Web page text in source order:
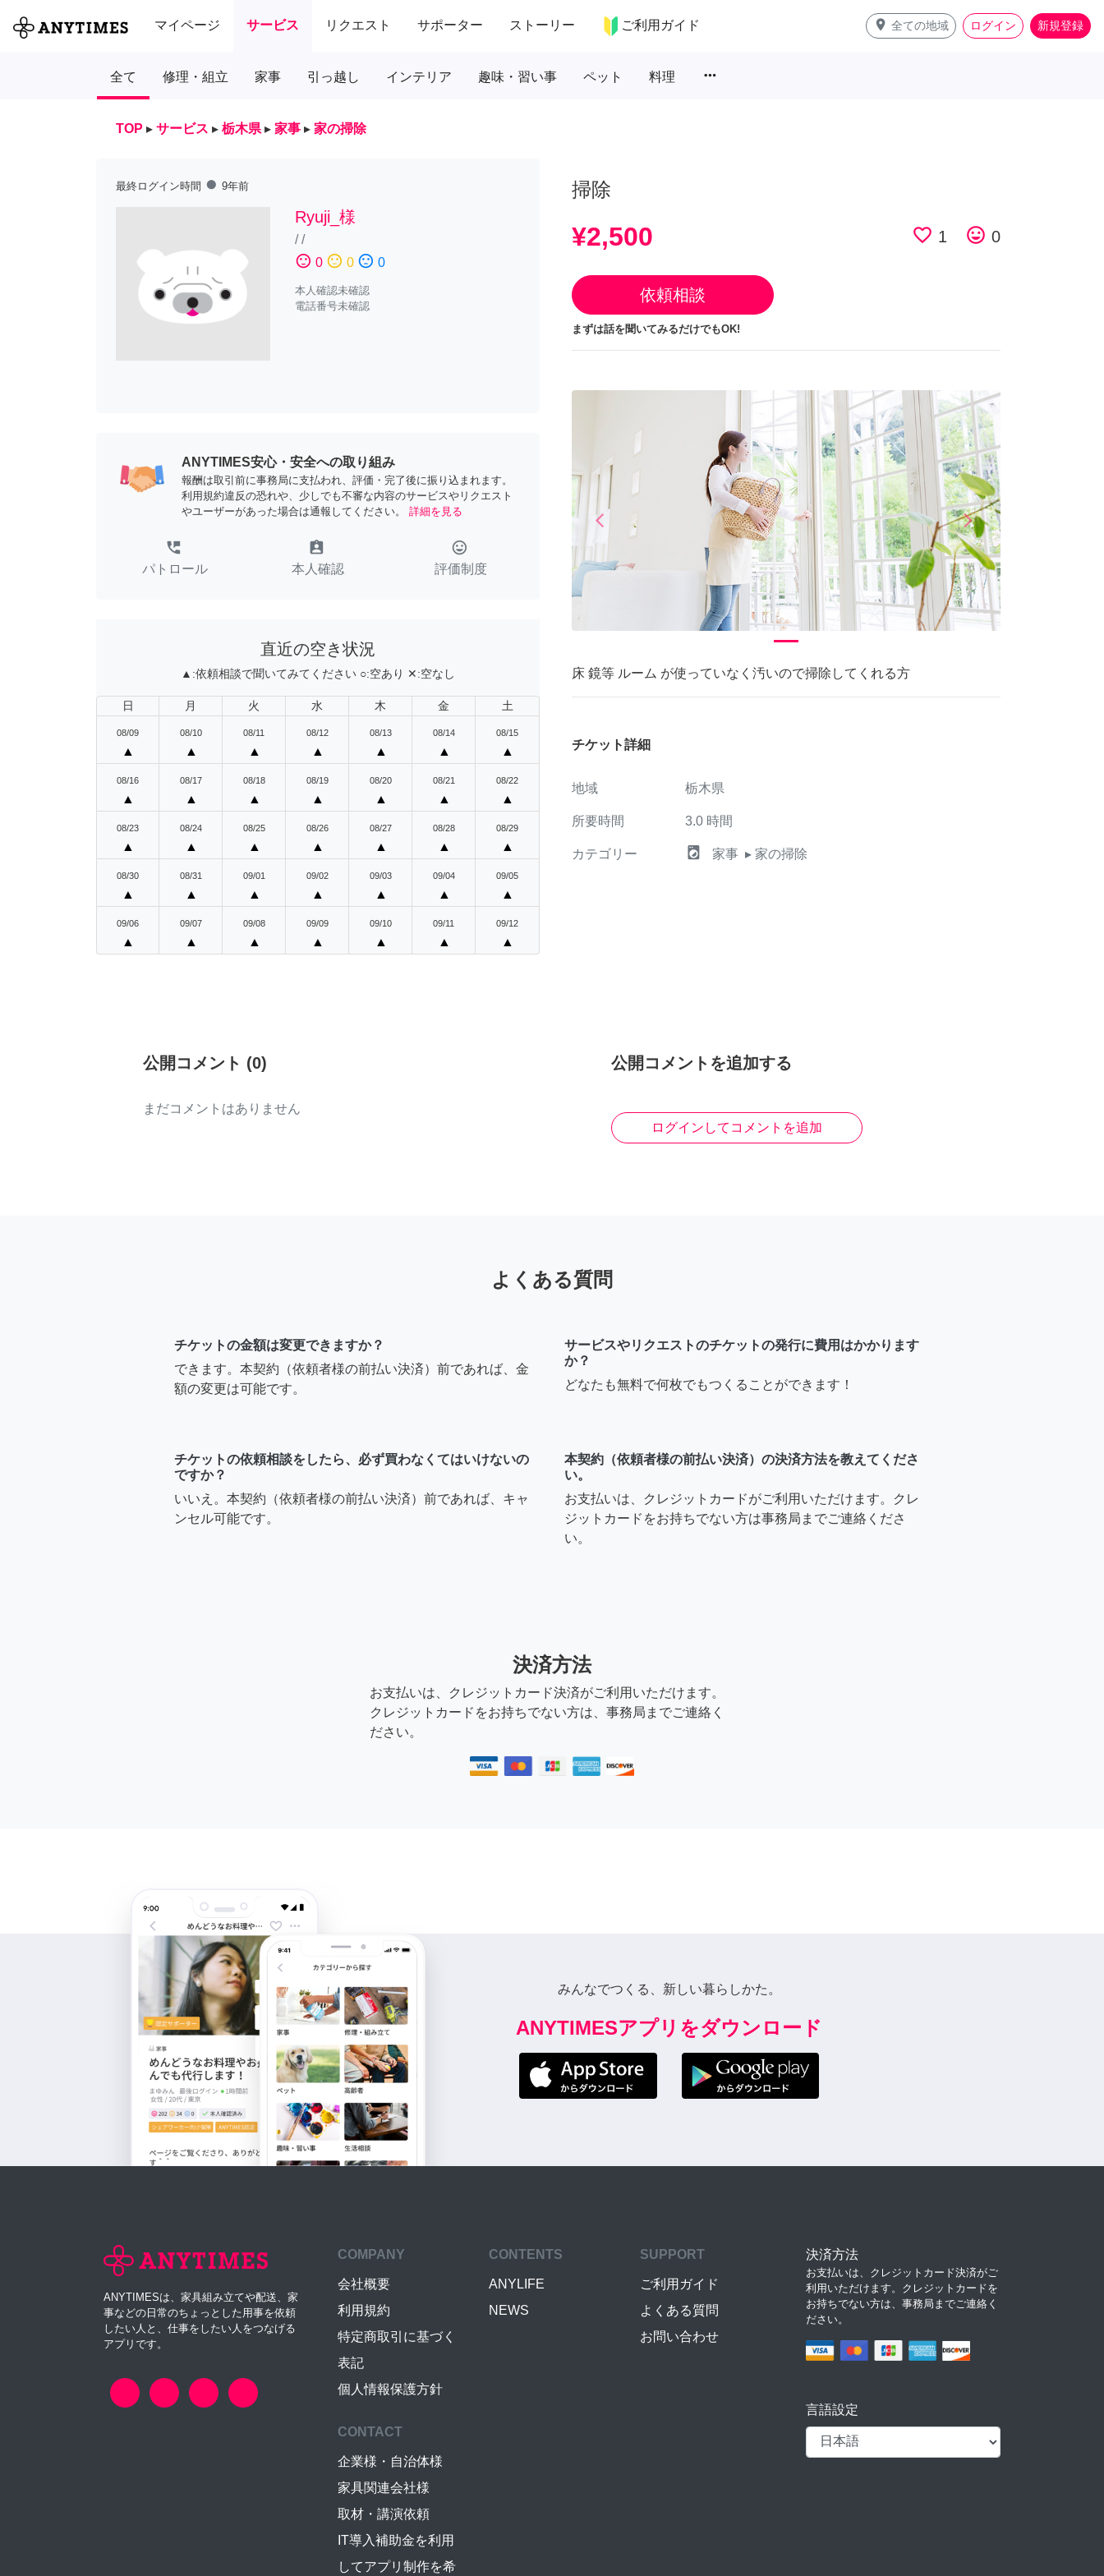
マイページ サービス リクエスト サポーター ストーリー ご利用ガイド place 全ての地域 ログイン 新規登録
全て 修理・組立 家事 引っ越し インテリア 趣味・習い事 ペット 料理 more_horiz
TOP ▸ サービス ▸ 栃木県 ▸ 家事 ▸ 家の掃除
最終ログイン時間 fiber_manual_record 9年前
Ryuji_様
//
sentiment_satisfied 0 sentiment_neutral 0 sentiment_dissatisfied 0
本人確認未確認
電話番号未確認
ANYTIMES安心・安全への取り組み
報酬は取引前に事務局に支払われ、評価・完了後に振り込まれます。
利用規約違反の恐れや、少しでも不審な内容のサービスやリクエスト
やユーザーがあった場合は通報してください。
詳細を見る
perm_phone_msg
パトロール
assignment_ind
本人確認
tag_faces
評価制度
直近の空き状況
▲:依頼相談で聞いてみてください ○:空あり ✕:空なし
日 月 火 水 木 金 土
08/09
▲
08/10
▲
08/11
▲
08/12
▲
08/13
▲
08/14
▲
08/15
▲
08/16
▲
08/17
▲
08/18
▲
08/19
▲
08/20
▲
08/21
▲
08/22
▲
08/23
▲
08/24
▲
08/25
▲
08/26
▲
08/27
▲
08/28
▲
08/29
▲
08/30
▲
08/31
▲
09/01
▲
09/02
▲
09/03
▲
09/04
▲
09/05
▲
09/06
▲
09/07
▲
09/08
▲
09/09
▲
09/10
▲
09/11
▲
09/12
▲
掃除
¥2,500 favorite_border 1 tag_faces 0
依頼相談
まずは話を聞いてみるだけでもOK!
arrow_back_iosPrevious arrow_forward_iosNext
床 鏡等 ルーム が使っていなく汚いので掃除してくれる方
チケット詳細
地域 栃木県
所要時間 3.0 時間
カテゴリー local_laundry_service 家事 ▸ 家の掃除
公開コメント (0)
まだコメントはありません
公開コメントを追加する
ログインしてコメントを追加
よくある質問
チケットの金額は変更できますか？
できます。本契約（依頼者様の前払い決済）前であれば、金
額の変更は可能です。
サービスやリクエストのチケットの発行に費用はかかります
か？
どなたも無料で何枚でもつくることができます！
チケットの依頼相談をしたら、必ず買わなくてはいけないの
ですか？
いいえ。本契約（依頼者様の前払い決済）前であれば、キャ
ンセル可能です。
本契約（依頼者様の前払い決済）の決済方法を教えてくださ
い。
お支払いは、クレジットカードがご利用いただけます。クレ
ジットカードをお持ちでない方は事務局までご連絡くださ
い。
決済方法
お支払いは、クレジットカード決済がご利用いただけます。
クレジットカードをお持ちでない方は、事務局までご連絡く
ださい。
みんなでつくる、新しい暮らしかた。
ANYTIMESアプリをダウンロード
ANYTIMESは、家具組み立てや配送、家
事などの日常のちょっとした用事を依頼
したい人と、仕事をしたい人をつなげる
アプリです。
COMPANY
会社概要
利用規約
特定商取引に基づく
表記
個人情報保護方針
CONTENTS
ANYLIFE
NEWS
SUPPORT
ご利用ガイド
よくある質問
お問い合わせ
CONTACT
企業様・自治体様
家具関連会社様
取材・講演依頼
IT導入補助金を利用
してアプリ制作を希
決済方法
お支払いは、クレジットカード決済がご
利用いただけます。クレジットカードを
お持ちでない方は、事務局までご連絡く
ださい。
言語設定